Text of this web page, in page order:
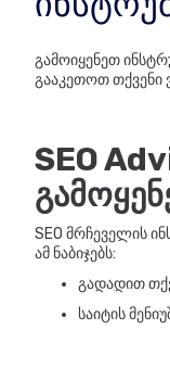
გამოიყენეთ
გააკეთოთ თქვენი
SEO
SEO მრჩეველის
ამ ნაბიჯებს:
გადადით
საიტის